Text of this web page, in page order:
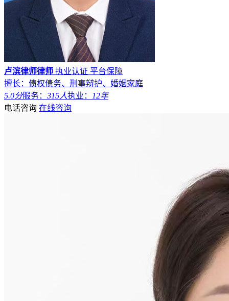
卢滨律师律师 执业认证 平台保障
擅长：债权债务、刑事辩护、婚姻家庭
5.0分服务： 315人执业：
12年
电话咨询 在线咨询